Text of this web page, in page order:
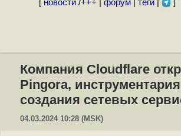
[ новости/+++ форум| теги| ]
Компания Cloudflare
Pingora,
создания сетевых
04.03.2024 10:28 (MSK)